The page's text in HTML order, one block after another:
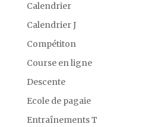
Calendrier
Calendrier J
Compétiton
Course en ligne
Descente
Ecole de pagaie
Entraînements T